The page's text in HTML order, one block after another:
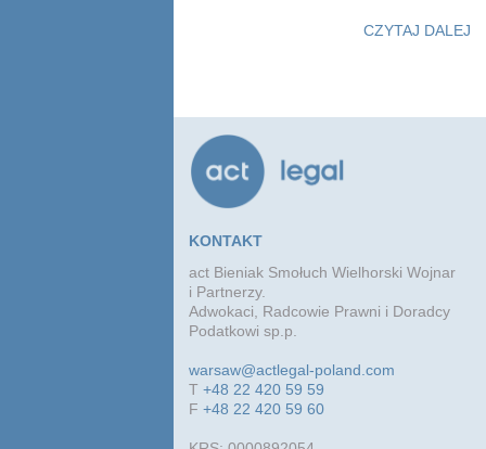
CZYTAJ DALEJ
KONTAKT
act Bieniak Smołuch Wielhorski Wojnar
i Partnerzy.
Adwokaci, Radcowie Prawni i Doradcy
Podatkowi sp.p.
warsaw@actlegal-poland.com
T+48 22 420 59 59
F+48 22 420 59 60